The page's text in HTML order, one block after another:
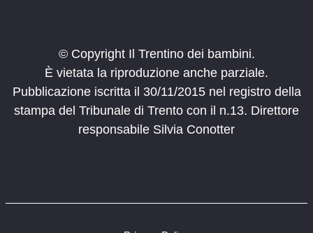
© Copyright Il Trentino dei bambini.
È vietata la riproduzione anche parziale.
Pubblicazione iscritta il 30/11/2015 nel registro della
stampa del Tribunale di Trento con il n.13. Direttore
responsabile Silvia Conotter